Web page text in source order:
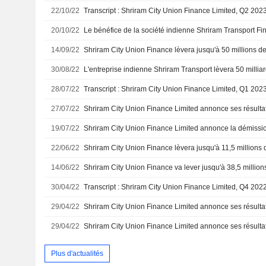
22/10/22
20/10/22
14/09/22
30/08/22
28/07/22
27/07/22
19/07/22
22/06/22
14/06/22
30/04/22
29/04/22
29/04/22
Plus d'actualités